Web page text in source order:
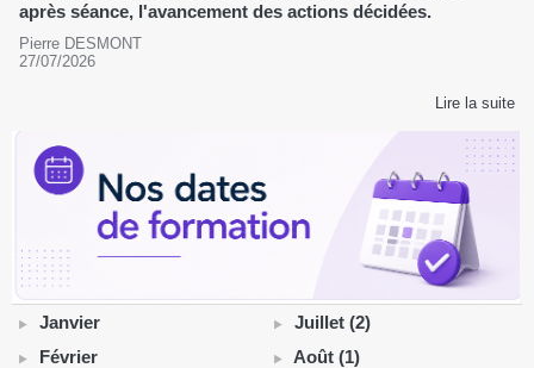
après séance, l'avancement des actions décidées.
Pierre DESMONT
27/07/2026
Lire la suite
Janvier
Février
Juillet (2)
Août (1)